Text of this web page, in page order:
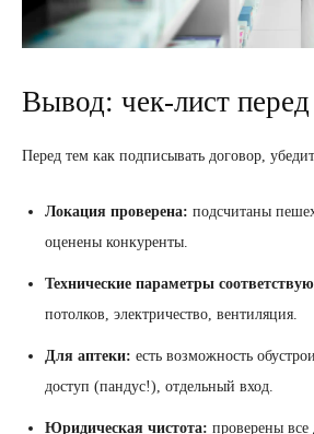
Вывод: чек-лист
Перед тем как подписывать договор,
Локация проверена: подсчитаны
оценены конкуренты.
Технические параметры
потолков, электричество, вентиляция.
Для аптеки: есть возможность
доступ (пандус!), отдельный вход.
Юридическая чистота: проверены